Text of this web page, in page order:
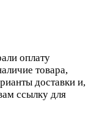
оплату
товара,
доставки и,
ссылку для